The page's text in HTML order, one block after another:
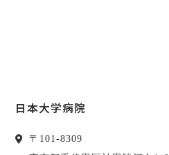
日本大学病院
〒 101-8309